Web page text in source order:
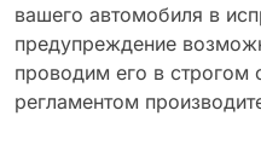
вашего автомобиля в
предупреждение
проводим его в строгом
регламентом